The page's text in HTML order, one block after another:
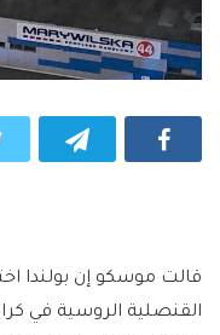
قالت موسكو إن بولندا
القنصلية الروسية في